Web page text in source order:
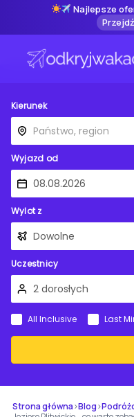
Najlepsze
Kierunek
Wyjazd od
Wylot z
Uczestnicy
All Inclusive Last
Strona główna›Blog›